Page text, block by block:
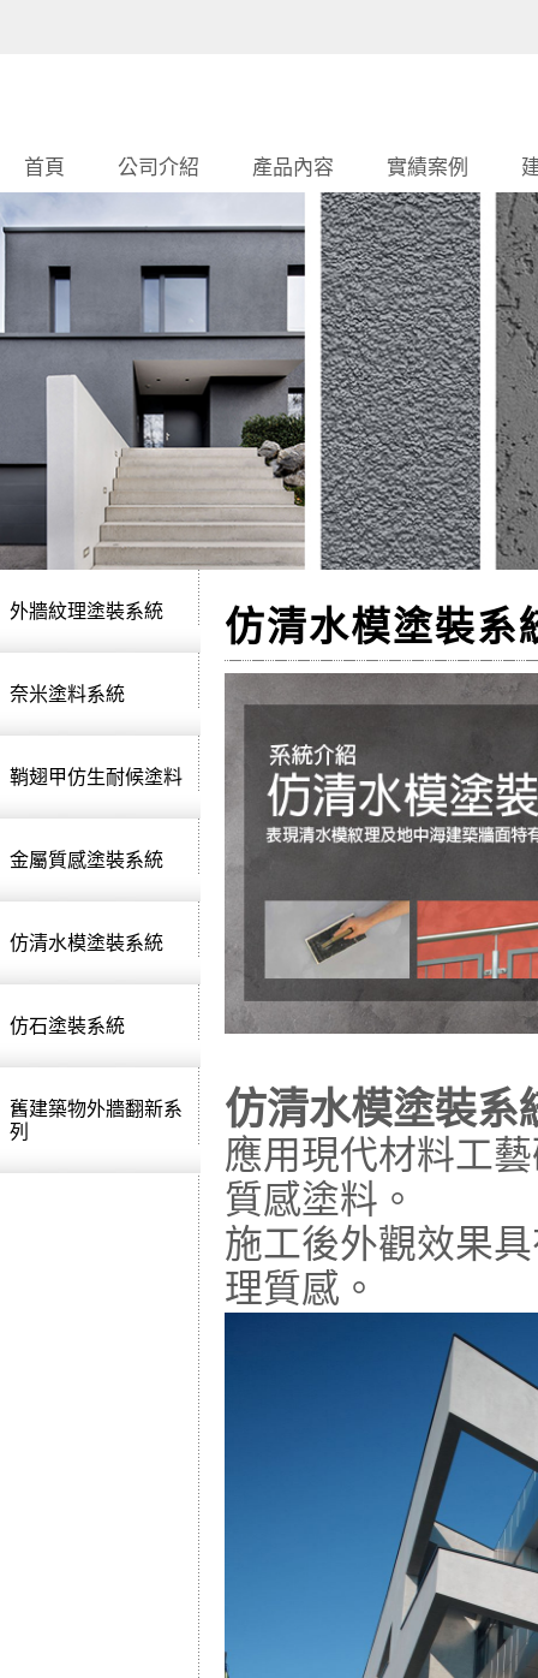
首頁 公司介紹 產品內容 實績案例
外牆紋理塗裝系統
奈米塗料系統
鞘翅甲仿生耐候塗料
金屬質感塗裝系統
仿清水模塗裝系統
仿石塗裝系統
舊建築物外牆翻新系
列
仿清水模塗裝系
仿清水模塗裝系
應用現代材料工
質感塗料。
施工後外觀效果
理質感。